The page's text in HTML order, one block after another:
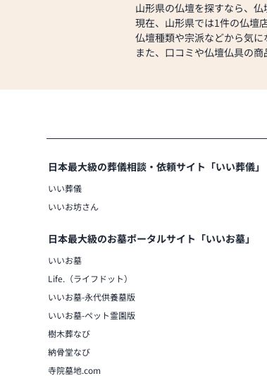
山形県の仏壇を探すなら、仏
現在、山形県では1件の仏壇
仏壇種類や宗派などから気に
また、口コミや仏壇仏具の商
日本最大級の葬儀相談・依頼サイト「いい葬儀」
いい葬儀
いいお坊さん
日本最大級のお墓ポータルサイト「いいお墓」
いいお墓
Life.（ライフドット）
いいお墓-永代供養墓版
いいお墓-ペット霊園版
樹木葬なび
納骨堂なび
寺院墓地.com